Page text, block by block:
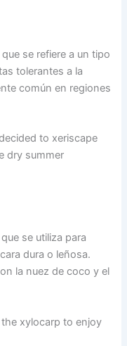
se refiere a un tipo
tolerantes a la
común en regiones
to xeriscape
dry summer
se utiliza para
dura o leñosa.
la nuez de coco y el
xylocarp to enjoy